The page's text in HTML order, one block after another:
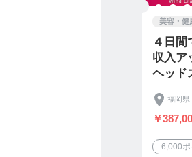
ス
・
イ
し
ネ
な
・
流
や
美容・健
４日間
収入ア
ヘッド
ウイン
ングス
福岡県
￥
6,000ポ